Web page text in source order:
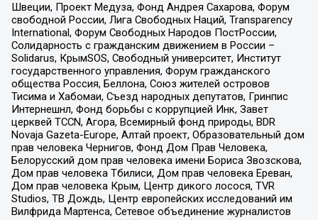
Швеции, Проект Медуза, Фонд Андрея Сахарова, Форум
свободной России, Лига Свободных Наций, Transparеncy
International, Форум Свободных Народов ПостРоссии,
Солидарность с гражданским движением в России –
Solidarus, КрымSOS, Свободный университет, Институт
государственного управления, Форум гражданского
общества Россия, Беллона, Союз жителей островов
Тисима и Хабомаи, Съезд народных депутатов, Гринпис
Интернешнл, Фонд борьбы с коррупцией Инк, Завет
церквей TCCN, Агора, Всемирный фонд природы, BDR
Novaja Gazeta-Europe, Алтай проект, Образовательный дом
прав человека Чернигов, Фонд Дом Прав Человека,
Белорусский дом прав человека имени Бориса Звозскова,
Дом прав человека Тбилиси, Дом прав человека Ереван,
Дом прав человека Крым, Центр дикого лосося, TVR
Studios, ТВ Дождь, Центр европейских исследований им
Вилфрида Мартенса, Сетевое объединение журналистов